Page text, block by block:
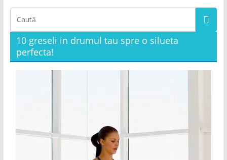
10 greseli in drumul tau spre o silueta
perfecta!